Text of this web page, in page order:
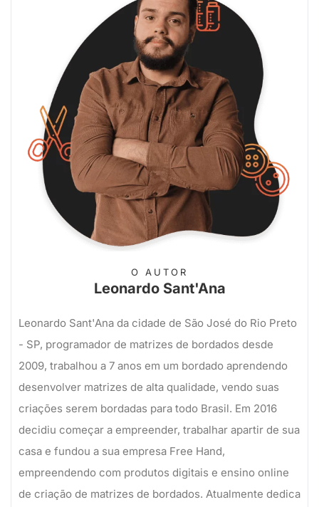
O AUTOR
Leonardo Sant'Ana
Leonardo Sant'Ana da cidade de São José do Rio Preto
- SP, programador de matrizes de bordados desde
2009, trabalhou a 7 anos em um bordado aprendendo
desenvolver matrizes de alta qualidade, vendo suas
criações serem bordadas para todo Brasil. Em 2016
decidiu começar a empreender, trabalhar apartir de sua
casa e fundou a sua empresa Free Hand,
empreendendo com produtos digitais e ensino online
de criação de matrizes de bordados. Atualmente dedica